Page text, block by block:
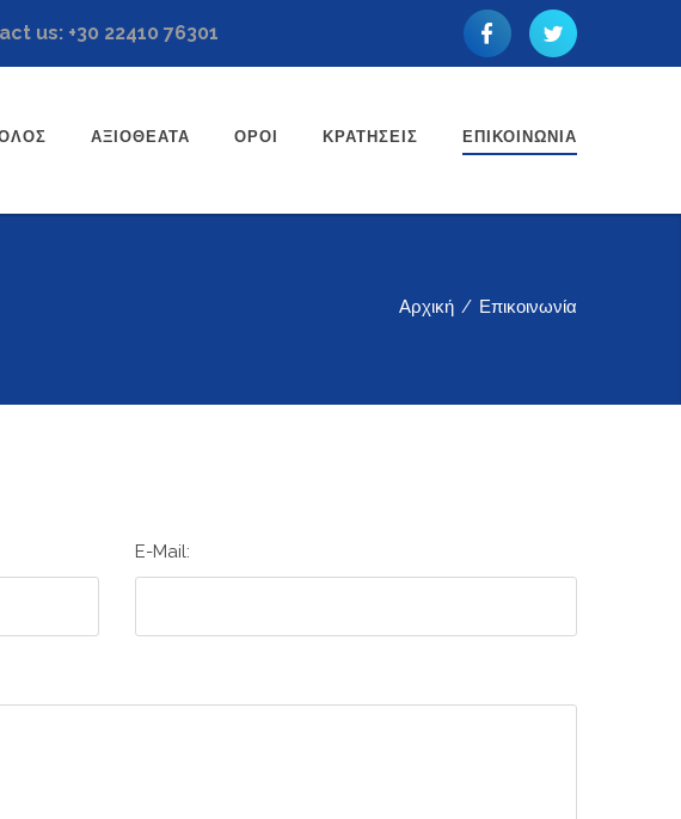
us: +30 22410 76301
ΑΞΙΟΘΈΑΤΑ ΌΡΟΙ ΚΡΑΤΉΣΕΙΣ ΕΠΙΚΟΙΝΩΝΊΑ
Αρχική / Επικοινωνία
E-Mail: